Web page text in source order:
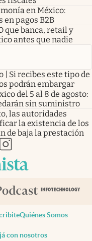
en México:
en pagos B2B
que banca, retail y
antes que nadie
Si recibes este tipo de
podrán embargar
del 5 al 8 de agosto:
sin suministro
las autoridades
la existencia de los
de baja la prestación
pestañapestaña
nueva pestaña
abre en nueva pestaña
abre en nueva pestaña
Quiénes Somos
con nosotros